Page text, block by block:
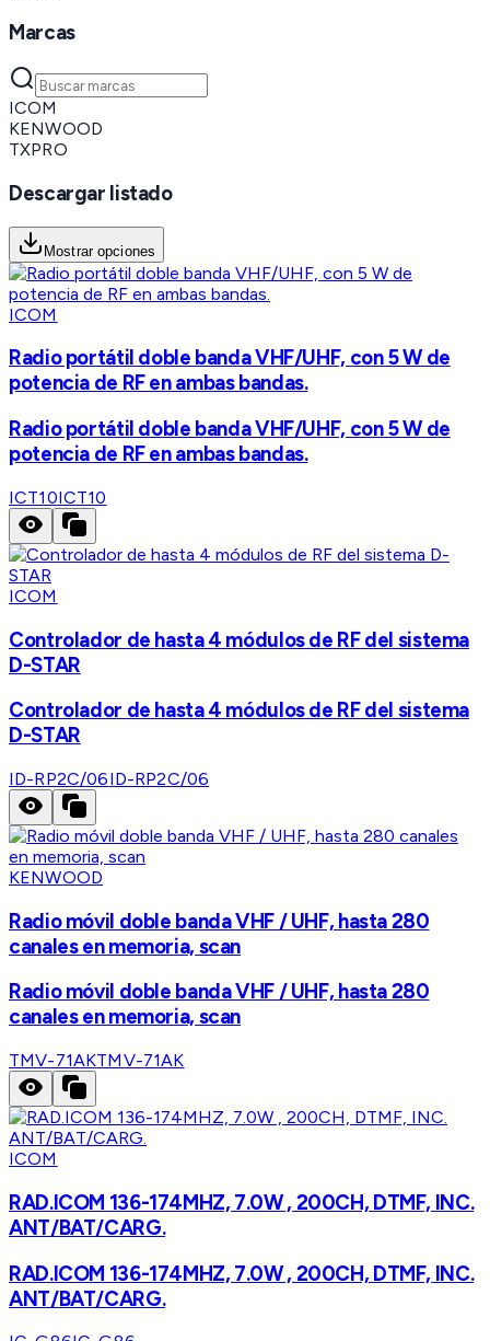
Marcas
ICOM
KENWOOD
TXPRO
Descargar listado
Mostrar opciones
ICOM
Radio portátil doble banda VHF/UHF, con 5 W de
potencia de RF en ambas bandas.
Radio portátil doble banda VHF/UHF, con 5 W de
potencia de RF en ambas bandas.
ICT10ICT10
ICOM
Controlador de hasta 4 módulos de RF del sistema
D-STAR
Controlador de hasta 4 módulos de RF del sistema
D-STAR
ID-RP2C/06ID-RP2C/06
KENWOOD
Radio móvil doble banda VHF / UHF, hasta 280
canales en memoria, scan
Radio móvil doble banda VHF / UHF, hasta 280
canales en memoria, scan
TMV-71AKTMV-71AK
ICOM
RAD.ICOM 136-174MHZ, 7.0W , 200CH, DTMF, INC.
ANT/BAT/CARG.
RAD.ICOM 136-174MHZ, 7.0W , 200CH, DTMF, INC.
ANT/BAT/CARG.